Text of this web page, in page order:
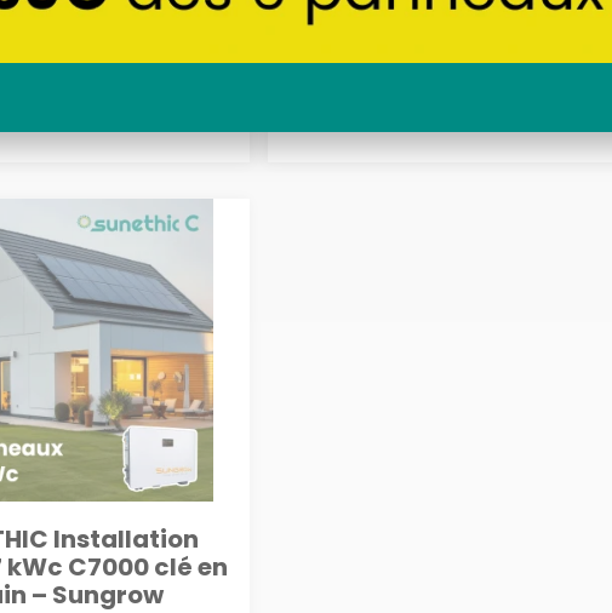
7250 8550€
Installation
C7000 clé en
– Sungrow